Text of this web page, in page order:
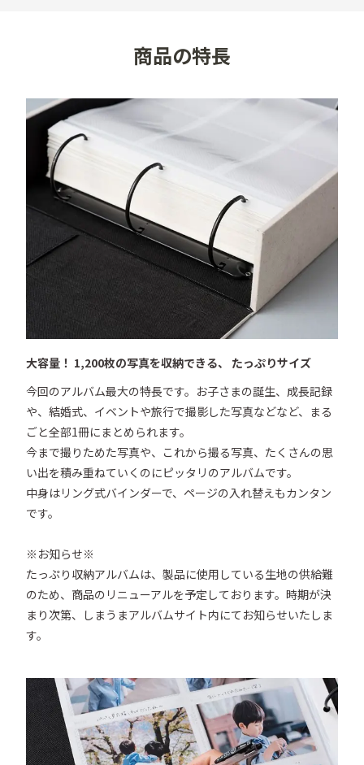
クーポンコードをご確認いただけます。写真プリントを
ご購入の際にご利用ください。
商品の特長
大容量！ 1,200枚の写真を収納できる、 たっぷりサイズ
今回のアルバム最大の特長です。お子さまの誕生、成長記録
や、結婚式、イベントや旅行で撮影した写真などなど、まる
ごと全部1冊にまとめられます。
今まで撮りためた写真や、これから撮る写真、たくさんの思
い出を積み重ねていくのにピッタリのアルバムです。
中身はリング式バインダーで、ページの入れ替えもカンタン
です。
※お知らせ※
たっぷり収納アルバムは、製品に使用している生地の供給難
のため、商品のリニューアルを予定しております。時期が決
まり次第、しまうまアルバムサイト内にてお知らせいたしま
す。